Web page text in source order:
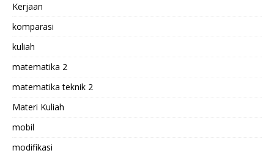
Kerjaan
komparasi
kuliah
matematika 2
matematika teknik 2
Materi Kuliah
mobil
modifikasi